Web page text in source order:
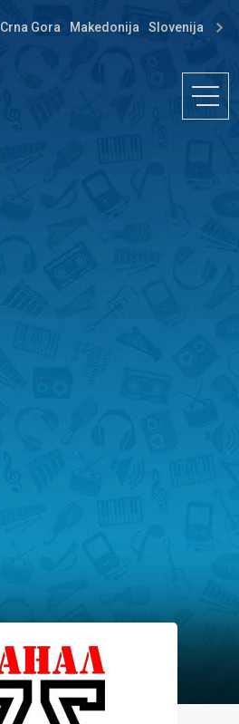
Crna Gora Makedonija Slovenija